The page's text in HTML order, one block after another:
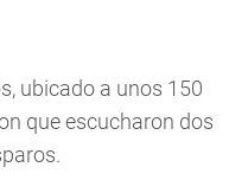
ubicado a unos 150
que escucharon dos